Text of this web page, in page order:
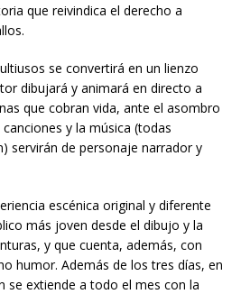
que reivindica el derecho a
se convertirá en un lienzo
dibujará y animará en directo a
que cobran vida, ante el asombro
y la música (todas
servirán de personaje narrador y
escénica original y diferente
más joven desde el dibujo y la
y que cuenta, además, con
humor. Además de los tres días, en
se extiende a todo el mes con la